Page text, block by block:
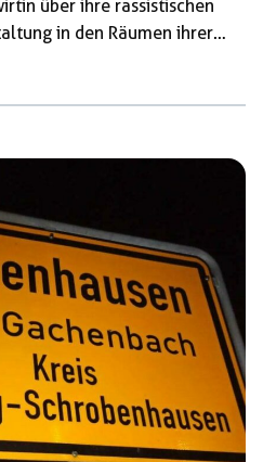
über ihre rassistischen
in den Räumen ihrer
sagte die Gastwirtin die
OVB spricht Andreas
Aktion und hat
anzuzeigen. Wir